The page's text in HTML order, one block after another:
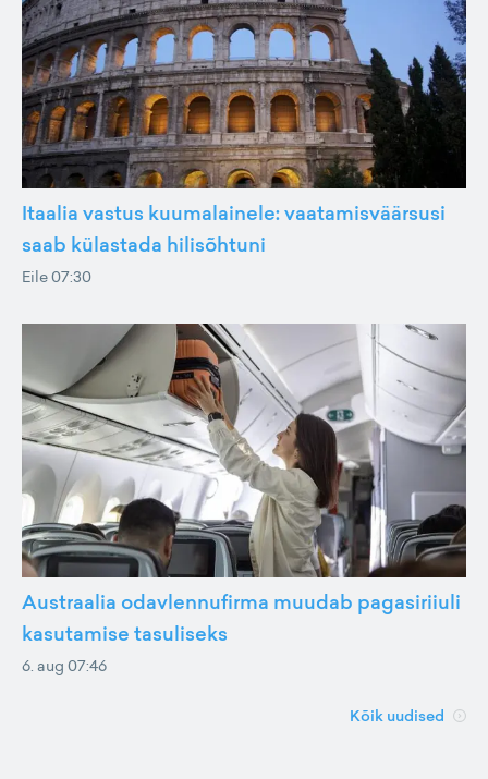
Itaalia vastus kuumalainele: vaatamisväärsusi
saab külastada hilisõhtuni
Eile 07:30
Austraalia odavlennufirma muudab pagasiriiuli
kasutamise tasuliseks
6. aug 07:46
Kõik uudised